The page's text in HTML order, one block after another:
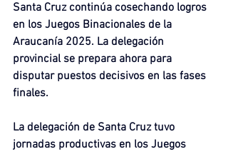
Santa Cruz continúa cosechando logros
en los Juegos Binacionales de la
Araucanía 2025. La delegación
provincial se prepara ahora para
disputar puestos decisivos en las fases
finales.
La delegación de Santa Cruz tuvo
jornadas productivas en los Juegos